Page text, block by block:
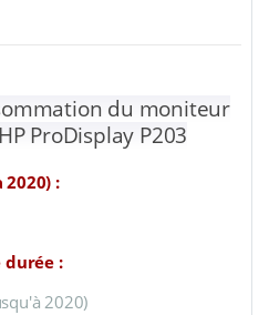
du moniteur
ProDisplay P203
2020) :
durée :
2020)